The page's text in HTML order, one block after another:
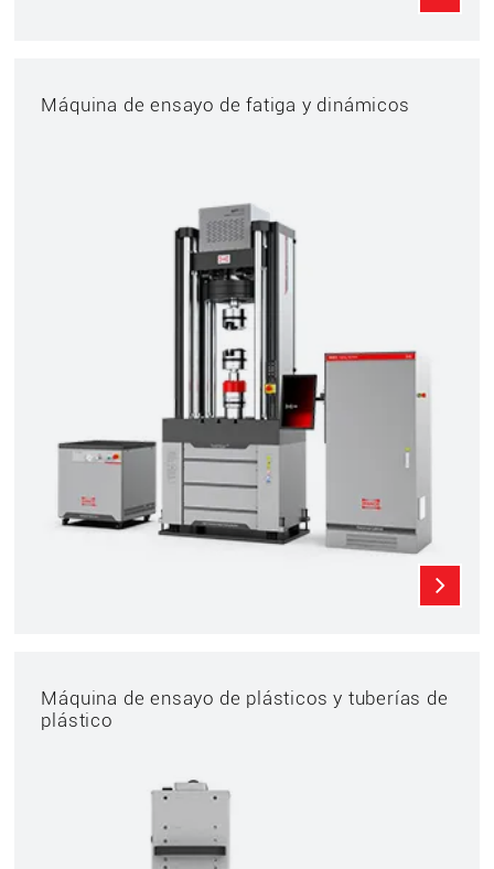
Máquina de ensayo de fatiga y dinámicos
Máquina de ensayo de plásticos y tuberías de
plástico